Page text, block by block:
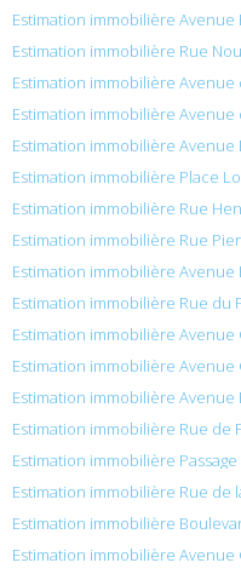
Estimation immobilière Avenue
Estimation immobilière Rue
Estimation immobilière Avenue
Estimation immobilière
Estimation immobilière
Estimation immobilière Place
Estimation immobilière Rue
Estimation immobilière Rue
Estimation immobilière
Estimation immobilière Rue du
Estimation immobilière
Estimation immobilière
Estimation immobilière Avenue
Estimation immobilière Rue de
Estimation immobilière
Estimation immobilière Rue de
Estimation immobilière
Estimation immobilière